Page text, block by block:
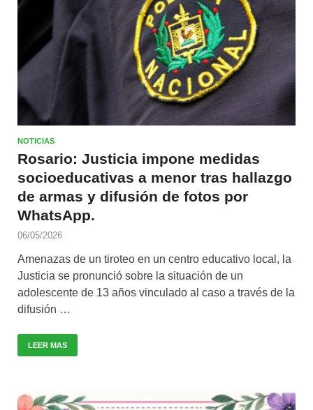
NOTICIAS
Rosario: Justicia impone medidas
socioeducativas a menor tras hallazgo
de armas y difusión de fotos por
WhatsApp.
06/05/2026
Amenazas de un tiroteo en un centro educativo local, la
Justicia se pronunció sobre la situación de un
adolescente de 13 años vinculado al caso a través de la
difusión …
LEER MAS